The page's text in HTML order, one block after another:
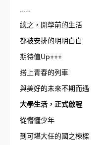
總之，開學前的生活
都被安排的明明白白
期待值Up+++
搭上青春的列車
與美好的未來不期而遇
大學生活，正式啟程
從懵懂少年
到可堪大任的國之棟樑